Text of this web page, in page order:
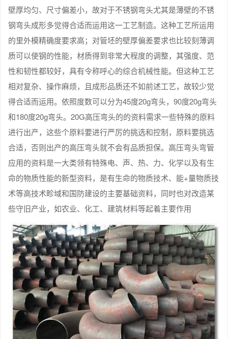
壁厚均匀、尺寸偏差小，故对于不锈钢弯头尤其是薄壁的不锈
钢弯头成形多觉得合适而运用这一工艺制造。这种工艺所运用
的里外模精确度要求高；对管坯的壁厚偏差要求也比较刻薄调
质可以使钢的性能，材质得到非常大程度的调整，其强度、范
性和韧性都较好，具有令称呼心的综合机械性能。但这种工艺
相对复杂、操作麻烦，且成形品质还不如前述工艺，故较少觉
得合适而运用。依照度数可以分为45度20g弯头，90度20g弯头
和180度20g弯头。20G高压弯头的的资料需求一些特殊的原料
进行出产，这些个原料要进行严厉的挑选和控制，原料要挑选
合适，否则出产的高压弯头就不会有品质担保。高压弯头弯管
应用的资料是一大类领有特殊电、声、热、力、化学以及有生
命的物质性能的新型资料，是有生命的物质技术、能+量物质技
术等高技术畛域和国防建设的主要基础资料，同时也对改造某
些守旧产业，如农业、化工、建筑材料等起着主要作用